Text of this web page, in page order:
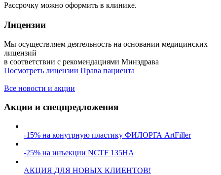
Рассрочку можно оформить в клинике.
Лицензии
Мы осуществляем деятельность на основании медицинских
лицензий
в соответствии с рекомендациями Минздрава
Посмотреть лицензии Права пациента
Все новости и акции
Акции и спецпредложения
-15% на конутрную пластику ФИЛОРГА ArtFiller
-25% на инъекции NCTF 135HA
АКЦИЯ ДЛЯ НОВЫХ КЛИЕНТОВ!